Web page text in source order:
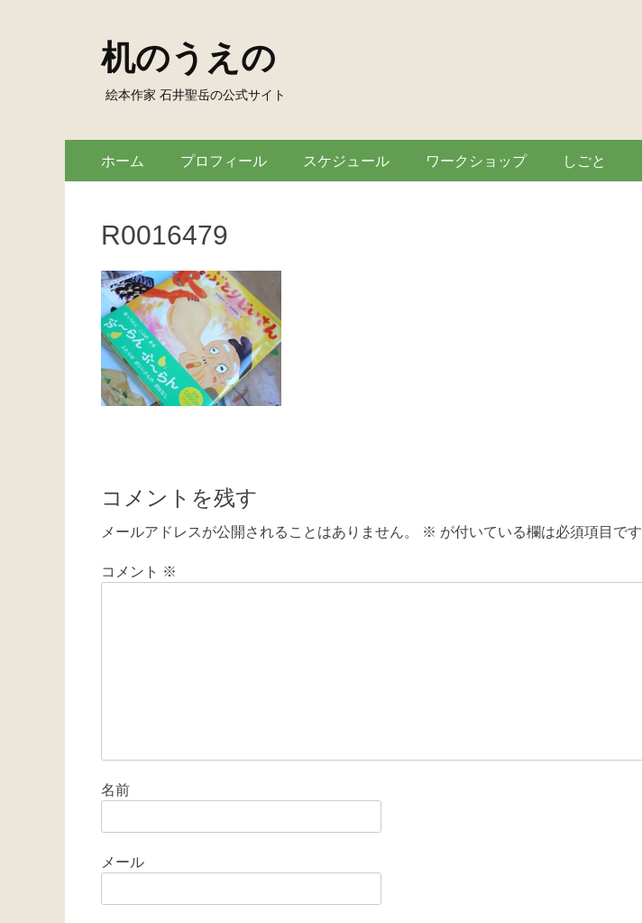
机のうえの
絵本作家 石井聖岳の公式サイト
Primary
Menu
ホーム プロフィール スケジュール ワークショップ しごと
R0016479
コメントを残す
メールアドレスが公開されることはありません。 ※ が付いている欄は必須項目です
コメント ※
名前
メール